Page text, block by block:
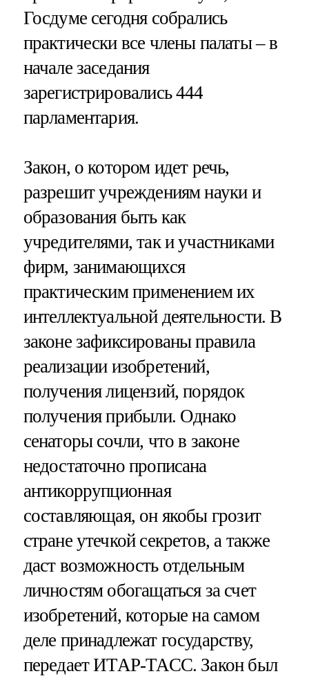
Госдуме сегодня собрались
практически все члены палаты – в
начале заседания
зарегистрировались 444
парламентария.
Закон, о котором идет речь,
разрешит учреждениям науки и
образования быть как
учредителями, так и участниками
фирм, занимающихся
практическим применением их
интеллектуальной деятельности. В
законе зафиксированы правила
реализации изобретений,
получения лицензий, порядок
получения прибыли. Однако
сенаторы сочли, что в законе
недостаточно прописана
антикоррупционная
составляющая, он якобы грозит
стране утечкой секретов, а также
даст возможность отдельным
личностям обогащаться за счет
изобретений, которые на самом
деле принадлежат государству,
передает ИТАР-ТАСС. Закон был